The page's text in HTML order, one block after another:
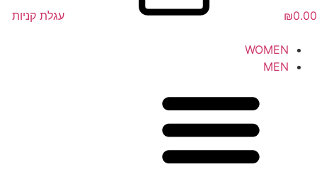
₪0.00 עגלת קניות
WOMEN
MEN